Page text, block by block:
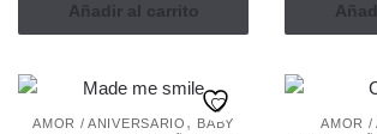
Añadir al carrito
AMOR / ANIVERSARIO , BABY
AMOR /